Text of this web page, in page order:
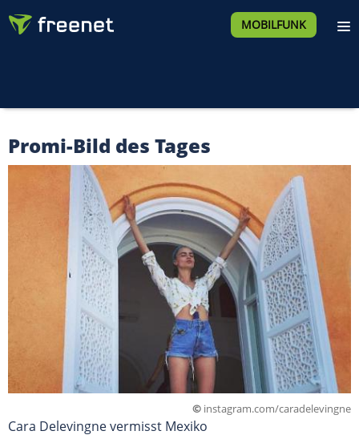
MOBILFUNK
Promi-Bild des Tages
© instagram.com/caradelevingne
Cara Delevingne vermisst Mexiko